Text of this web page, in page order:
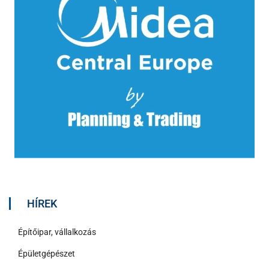
HÍREK
Építőipar, vállalkozás
Épületgépészet